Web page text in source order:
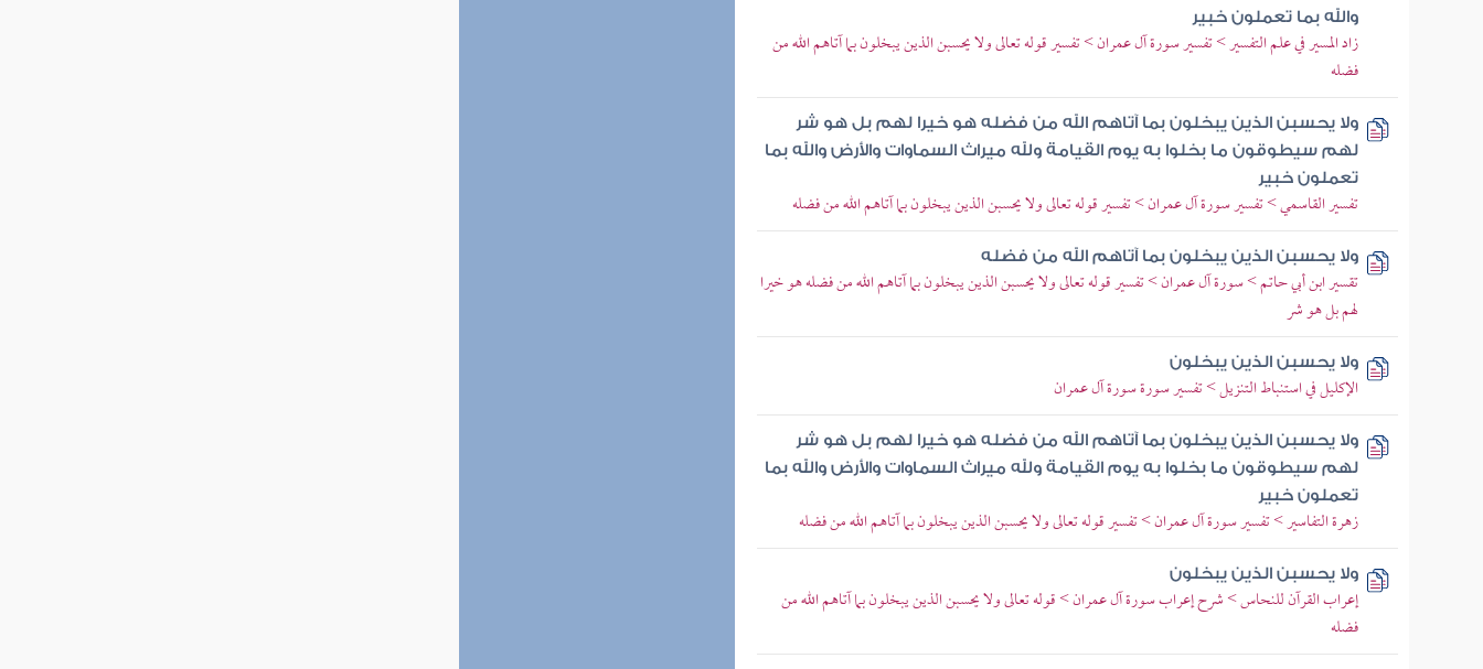
والله بما تعملون خبير
زاد المسير في علم التفسير > تفسير سورة آل عمران > تفسير قوله تعالى ولا يحسبن الذين يبخلون بما آتاهم الله من
فضله
ولا يحسبن الذين يبخلون بما آتاهم الله من فضله هو خيرا لهم بل هو شر
لهم سيطوقون ما بخلوا به يوم القيامة ولله ميراث السماوات والأرض والله بما
تعملون خبير
تفسير القاسمي > تفسير سورة آل عمران > تفسير قوله تعالى ولا يحسبن الذين يبخلون بما آتاهم الله من فضله
ولا يحسبن الذين يبخلون بما آتاهم الله من فضله
تقسير ابن أبي حاتم > سورة آل عمران > تفسير قوله تعالى ولا يحسبن الذين يبخلون بما آتاهم الله من فضله هو خيرا
لهم بل هو شر
ولا يحسبن الذين يبخلون
الإكليل في استنباط التنزيل > تفسير سورة سورة آل عمران
ولا يحسبن الذين يبخلون بما آتاهم الله من فضله هو خيرا لهم بل هو شر
لهم سيطوقون ما بخلوا به يوم القيامة ولله ميراث السماوات والأرض والله بما
تعملون خبير
زهرة التفاسير > تفسير سورة آل عمران > تفسير قوله تعالى ولا يحسبن الذين يبخلون بما آتاهم الله من فضله
ولا يحسبن الذين يبخلون
إعراب القرآن للنحاس > شرح إعراب سورة آل عمران > قوله تعالى ولا يحسبن الذين يبخلون بما آتاهم الله من
فضله